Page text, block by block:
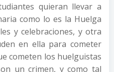
quieran llevar a
como lo es la Huelga
y celebraciones, y otra
en ella para cometer
cometen los huelguistas
un crimen, y como tal